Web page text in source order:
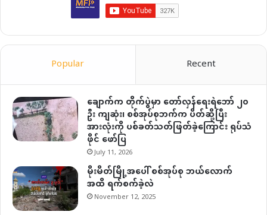
Popular Recent
ချောက်က တိုက်ပွဲမှာ တော်လှန်ရေးရဲဘော် ၂၀
ဦး ကျဆုံး၊ စစ်အုပ်စုဘက်က ပိတ်ဆို့ပြီး
အားလုံးကို ပစ်ခတ်သတ်ဖြတ်ခဲ့ကြောင်း ရုပ်သံ
ဖိုင် ဖော်ပြ
July 11, 2026
မိုးမိတ်မြို့အပေါ် စစ်အုပ်စု ဘယ်လောက်
အထိ ရက်စက်ခဲ့လဲ
November 12, 2025